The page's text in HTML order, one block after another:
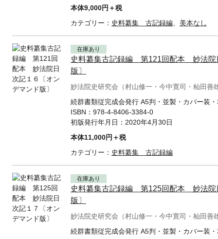
本体9,000円＋税
カテゴリー： 史料纂集 古記録編、 美本なし
在庫あり
史料纂集古記録編 第121回配本 妙法院
版〕
妙法院史研究会（村山修一・今中寛司・杣田善
続群書類従完成会発行 A5判・並製・カバー装
ISBN： 978-4-8406-3384-0
初版発行年月日： 2020年4月30日
本体11,000円＋税
カテゴリー： 史料纂集 古記録編
在庫あり
史料纂集古記録編 第125回配本 妙法院
版〕
妙法院史研究会（村山修一・今中寛司・杣田善
続群書類従完成会発行 A5判・並製・カバー装